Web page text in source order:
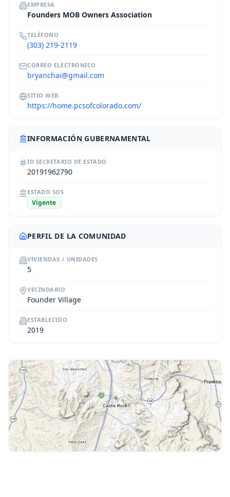
EMPRESA
Founders MOB Owners Association
TELÉFONO
(303) 219-2119
CORREO ELECTRÓNICO
bryanchai@gmail.com
SITIO WEB
https://home.pcsofcolorado.com/
INFORMACIÓN GUBERNAMENTAL
ID SECRETARIO DE ESTADO
20191962790
ESTADO SOS
Vigente
PERFIL DE LA COMUNIDAD
VIVIENDAS / UNIDADES
5
VECINDARIO
Founder Village
ESTABLECIDO
2019